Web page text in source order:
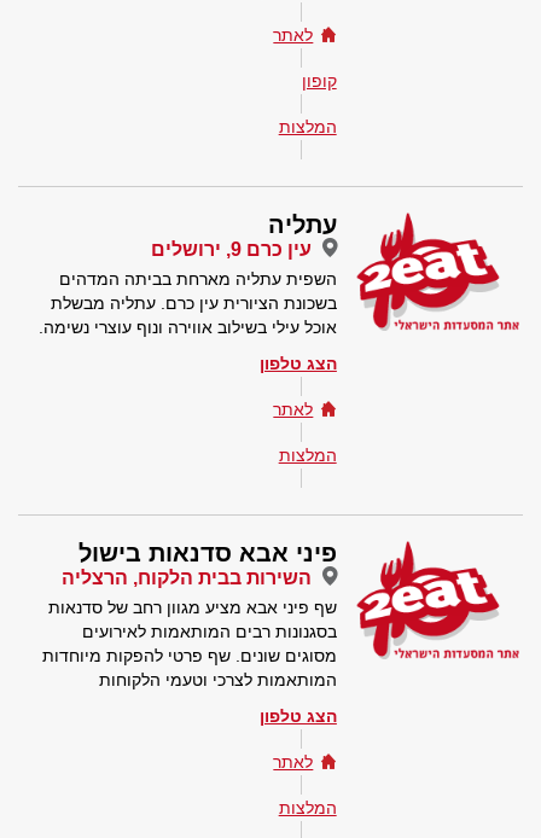
לאתר
קופון
המלצות
עתליה
עין כרם 9, ירושלים
השפית עתליה מארחת בביתה המדהים
בשכונת הציורית עין כרם. עתליה מבשלת
אוכל עילי בשילוב אווירה ונוף עוצרי נשימה.
הצג טלפון
לאתר
המלצות
פיני אבא סדנאות בישול
השירות בבית הלקוח, הרצליה
שף פיני אבא מציע מגוון רחב של סדנאות
בסגנונות רבים המותאמות לאירועים
מסוגים שונים. שף פרטי להפקות מיוחדות
המותאמות לצרכי וטעמי הלקוחות
הצג טלפון
לאתר
המלצות